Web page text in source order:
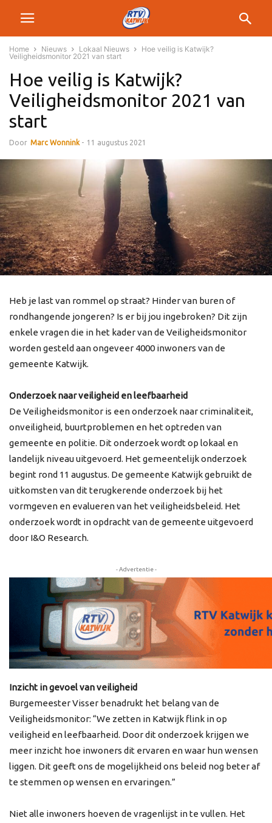
Home Nieuws Lokaal Nieuws
Hoe veilig is Katwijk?
Veiligheidsmonitor 2021 van start
Hoe veilig is Katwijk?
Veiligheidsmonitor 2021 van
start
Door Marc Wonnink - 11 augustus 2021
Heb je last van rommel op straat? Hinder van buren of
rondhangende jongeren? Is er bij jou ingebroken? Dit zijn
enkele vragen die in het kader van de Veiligheidsmonitor
worden gesteld aan ongeveer 4000 inwoners van de
gemeente Katwijk.
Onderzoek naar veiligheid en leefbaarheid
De Veiligheidsmonitor is een onderzoek naar criminaliteit,
onveiligheid, buurtproblemen en het optreden van
gemeente en politie. Dit onderzoek wordt op lokaal en
landelijk niveau uitgevoerd. Het gemeentelijk onderzoek
begint rond 11 augustus. De gemeente Katwijk gebruikt de
uitkomsten van dit terugkerende onderzoek bij het
vormgeven en evalueren van het veiligheidsbeleid. Het
onderzoek wordt in opdracht van de gemeente uitgevoerd
door I&O Research.
- Advertentie -
Inzicht in gevoel van veiligheid
Burgemeester Visser benadrukt het belang van de
Veiligheidsmonitor: “We zetten in Katwijk flink in op
veiligheid en leefbaarheid. Door dit onderzoek krijgen we
meer inzicht hoe inwoners dit ervaren en waar hun wensen
liggen. Dit geeft ons de mogelijkheid ons beleid nog beter af
te stemmen op wensen en ervaringen.”
Niet alle inwoners hoeven de vragenlijst in te vullen. Het